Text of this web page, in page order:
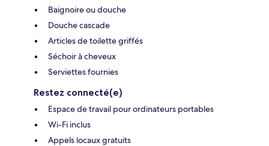
Baignoire ou douche
Douche cascade
Articles de toilette griffés
Séchoir à cheveux
Serviettes fournies
Restez connecté(e)
Espace de travail pour ordinateurs portables
Wi-Fi inclus
Appels locaux gratuits